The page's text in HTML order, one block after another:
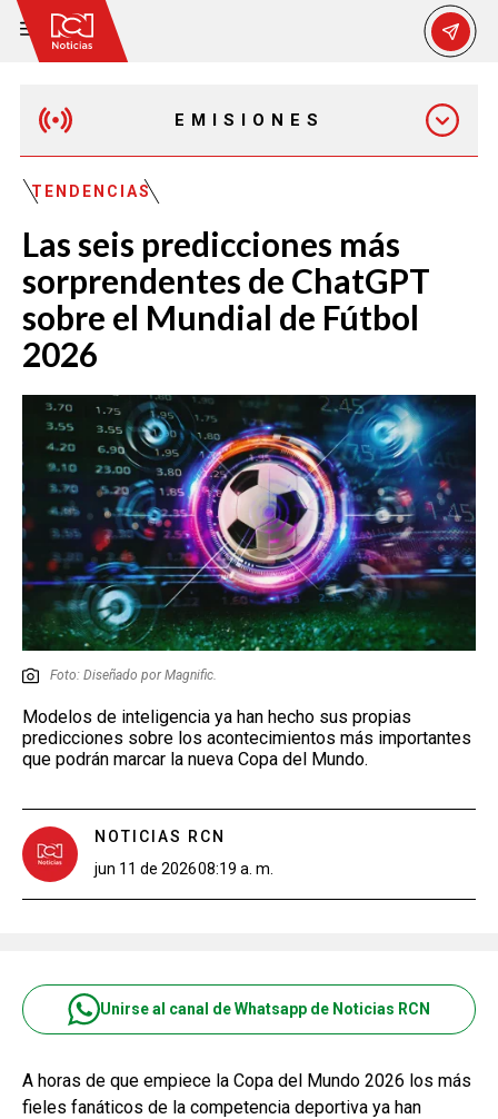
EMISIONES
EMISIÓN 7:00 PM
TENDENCIAS
Las seis predicciones más
sorprendentes de ChatGPT
sobre el Mundial de Fútbol
2026
Foto: Diseñado por Magnific.
Modelos de inteligencia ya han hecho sus propias
predicciones sobre los acontecimientos más importantes
que podrán marcar la nueva Copa del Mundo.
NOTICIAS RCN
jun 11 de 202608:19 a. m.
Unirse al canal de Whatsapp de Noticias RCN
A horas de que empiece la Copa del Mundo 2026 los más
fieles fanáticos de la competencia deportiva ya han